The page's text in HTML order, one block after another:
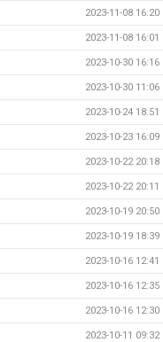
2023-11-08 16:20
2023-11-08 16:01
2023-10-30 16:16
2023-10-30 11:06
2023-10-24 18:51
2023-10-23 16:09
2023-10-22 20:18
2023-10-22 20:11
2023-10-19 20:50
2023-10-19 18:39
2023-10-16 12:41
2023-10-16 12:35
2023-10-16 12:30
2023-10-11 09:32